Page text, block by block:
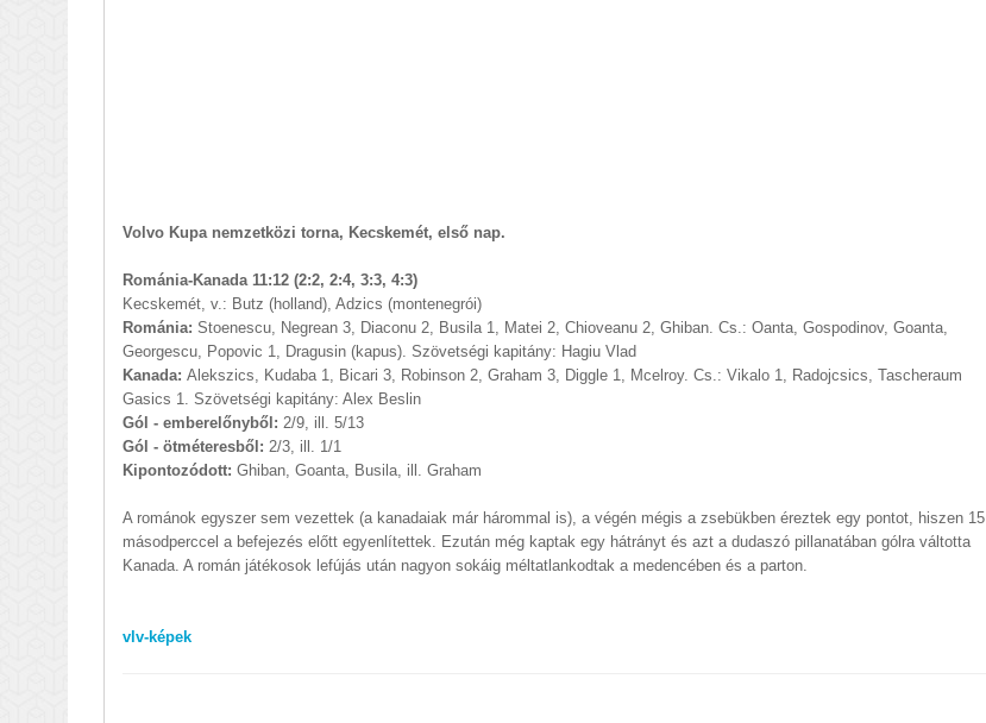
Volvo Kupa nemzetközi torna, Kecskemét, első nap.
Románia-Kanada 11:12 (2:2, 2:4, 3:3, 4:3)
Kecskemét, v.: Butz (holland), Adzics (montenegrói)
Románia: Stoenescu, Negrean 3, Diaconu 2, Busila 1, Matei 2, Chioveanu 2, Ghiban. Cs.: Oanta, Gospodinov, Goanta,
Georgescu, Popovic 1, Dragusin (kapus). Szövetségi kapitány: Hagiu Vlad
Kanada: Alekszics, Kudaba 1, Bicari 3, Robinson 2, Graham 3, Diggle 1, Mcelroy. Cs.: Vikalo 1, Radojcsics, Tascheraum
Gasics 1. Szövetségi kapitány: Alex Beslin
Gól - emberelőnyből: 2/9, ill. 5/13
Gól - ötméteresből: 2/3, ill. 1/1
Kipontozódott: Ghiban, Goanta, Busila, ill. Graham
A románok egyszer sem vezettek (a kanadaiak már hárommal is), a végén mégis a zsebükben éreztek egy pontot, hiszen 15
másodperccel a befejezés előtt egyenlítettek. Ezután még kaptak egy hátrányt és azt a dudaszó pillanatában gólra váltotta
Kanada. A román játékosok lefújás után nagyon sokáig méltatlankodtak a medencében és a parton.
vlv-képek